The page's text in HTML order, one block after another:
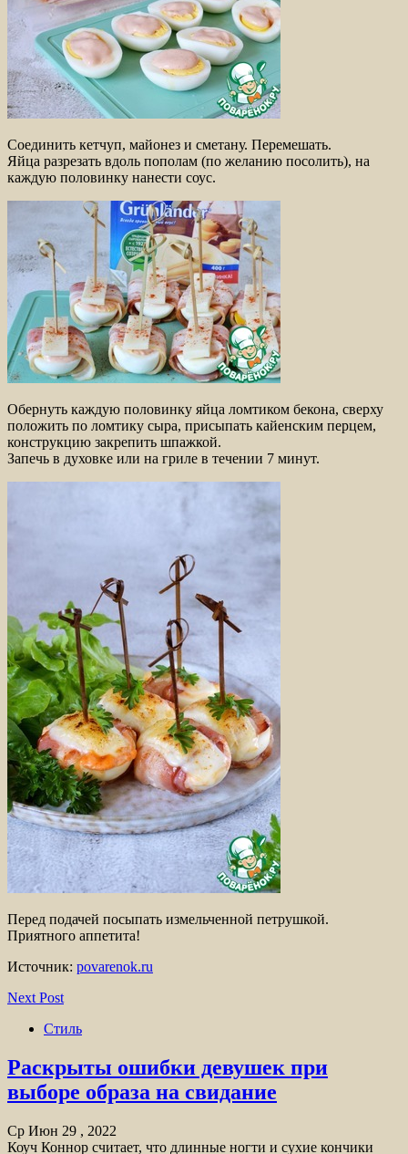
Соединить кетчуп, майонез и сметану. Перемешать.
Яйца разрезать вдоль пополам (по желанию посолить), на
каждую половинку нанести соус.
Обернуть каждую половинку яйца ломтиком бекона, сверху
положить по ломтику сыра, присыпать кайенским перцем,
конструкцию закрепить шпажкой.
Запечь в духовке или на гриле в течении 7 минут.
Перед подачей посыпать измельченной петрушкой.
Приятного аппетита!
Источник: povarenok.ru
Next Post
Стиль
Раскрыты ошибки девушек при
выборе образа на свидание
Ср Июн 29 , 2022
Коуч Коннор считает, что длинные ногти и сухие кончики